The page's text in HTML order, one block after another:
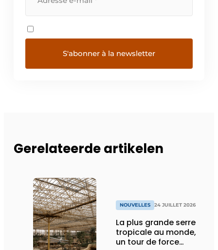
Gerelateerde artikelen
NOUVELLES 24 JUILLET 2026
La plus grande serre
tropicale au monde,
un tour de force